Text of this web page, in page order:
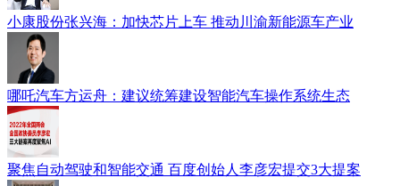
小康股份张兴海：加快芯片上车 推动川渝新能源车产业
哪吒汽车方运舟：建议统筹建设智能汽车操作系统生态
聚焦自动驾驶和智能交通 百度创始人李彦宏提交3大提案